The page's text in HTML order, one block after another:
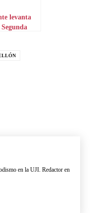
levanta
Segunda
en la UJI. Redactor en